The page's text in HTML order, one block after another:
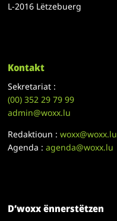
L-2016 Lëtzebuerg
Kontakt
Sekretariat :
(00)352 29 79 99
admin@woxx.lu
Redaktioun :woxx@woxx.lu
Agenda :agenda@woxx.lu
D’woxx ënnerstëtzen